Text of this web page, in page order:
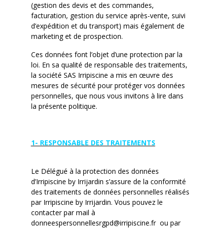
(gestion des devis et des commandes,
facturation, gestion du service après-vente, suivi
d’expédition et du transport) mais également de
marketing et de prospection.
Ces données font l’objet d’une protection par la
loi. En sa qualité de responsable des traitements,
la société SAS Irripiscine a mis en œuvre des
mesures de sécurité pour protéger vos données
personnelles, que nous vous invitons à lire dans
la présente politique.
1- RESPONSABLE DES TRAITEMENTS
Le Délégué à la protection des données
d’Irripiscine by Irrijardin s’assure de la conformité
des traitements de données personnelles réalisés
par Irripiscine by Irrijardin. Vous pouvez le
contacter par mail à
donneespersonnellesrgpd@irripiscine.fr ou par